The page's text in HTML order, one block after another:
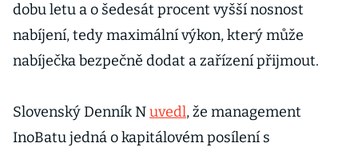
dobu letu a o šedesát procent vyšší nosnost
nabíjení, tedy maximální výkon, který může
nabíječka bezpečně dodat a zařízení přijmout.
Slovenský Denník Nuvedl, že management
InoBatu jedná o kapitálovém posílení s